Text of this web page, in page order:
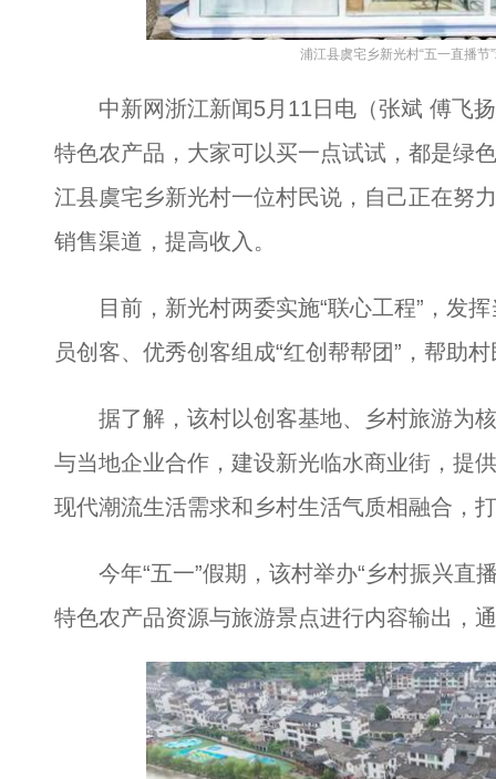
浦江县虞宅乡新光村“五一直播节
中新网浙江新闻5月11日电（张斌 傅飞扬
特色农产品，大家可以买一点试试，都是绿
江县虞宅乡新光村一位村民说，自己正在努
销售渠道，提高收入。
目前，新光村两委实施“联心工程”，发挥
员创客、优秀创客组成“红创帮帮团”，帮助
据了解，该村以创客基地、乡村旅游为核
与当地企业合作，建设新光临水商业街，提
现代潮流生活需求和乡村生活气质相融合，
今年“五一”假期，该村举办“乡村振兴直
特色农产品资源与旅游景点进行内容输出，